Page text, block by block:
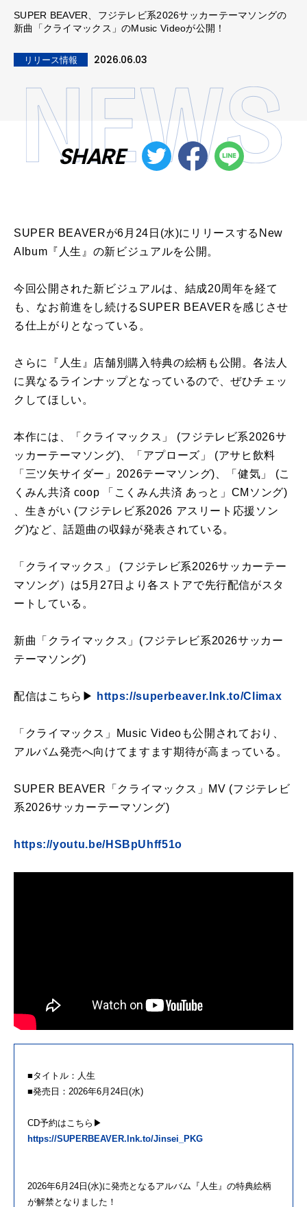
SUPER BEAVER、フジテレビ系2026サッカーテーマソングの
新曲「クライマックス」のMusic Videoが公開！
リリース情報 2026.06.03
SHARE
SUPER BEAVERが6月24日(水)にリリースするNew
Album『人生』の新ビジュアルを公開。
今回公開された新ビジュアルは、結成20周年を経て
も、なお前進をし続けるSUPER BEAVERを感じさせ
る仕上がりとなっている。
さらに『人生』店舗別購入特典の絵柄も公開。各法人
に異なるラインナップとなっているので、ぜひチェッ
クしてほしい。
本作には、「クライマックス」 (フジテレビ系2026サ
ッカーテーマソング)、「アプローズ」 (アサヒ飲料
「三ツ矢サイダー」2026テーマソング)、「健気」 (こ
くみん共済 coop 「こくみん共済 あっと」CMソング)
、生きがい (フジテレビ系2026 アスリート応援ソン
グ)など、話題曲の収録が発表されている。
「クライマックス」 (フジテレビ系2026サッカーテー
マソング）は5月27日より各ストアで先行配信がスタ
ートしている。
新曲「クライマックス」(フジテレビ系2026サッカー
テーマソング)
配信はこちら▶ https://superbeaver.lnk.to/Climax
「クライマックス」Music Videoも公開されており、
アルバム発売へ向けてますます期待が高まっている。
SUPER BEAVER「クライマックス」MV (フジテレビ
系2026サッカーテーマソング)
https://youtu.be/HSBpUhff51o
■タイトル：人生
■発売日：2026年6月24日(水)
CD予約はこちら▶
https://SUPERBEAVER.lnk.to/Jinsei_PKG
2026年6月24日(水)に発売となるアルバム『人生』の特典絵柄
が解禁となりました！